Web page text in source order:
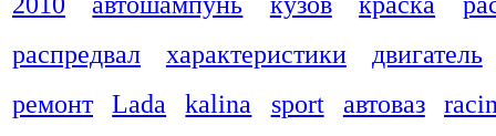
распредвал
характеристики
двигатель
ремонт
Lada kalina sport автоваз